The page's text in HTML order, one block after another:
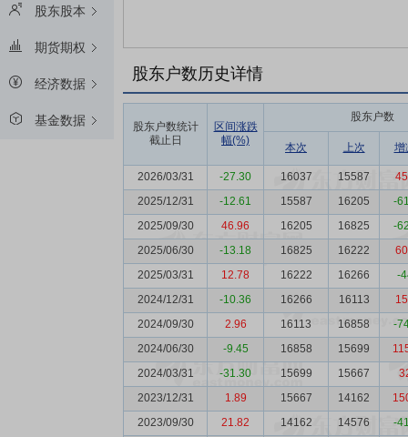
股东股本
期货期权
经济数据
基金数据
股东户数历史详情
股东户数统计
截止日
区间涨跌
幅(%)
股东户数
本次 上次 增
2026/03/31 -27.30 16037 15587
2025/12/31
-12.61 15587 16205
-
2025/09/30
46.96 16205 16825
-
2025/06/30
-13.18 16825 16222
2025/03/31
12.78 16222 16266
-
2024/12/31
-10.36 16266 16113
2024/09/30
2.96 16113 16858
-
2024/06/30
-9.45 16858 15699
2024/03/31
-31.30 15699 15667
2023/12/31
1.89 15667 14162
2023/09/30
21.82 14162 14576
-